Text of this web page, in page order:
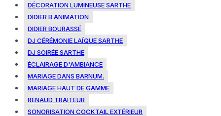
DÉCORATION LUMINEUSE SARTHE
DIDIER B ANIMATION
DIDIER BOURASSÉ
DJ CÉRÉMONIE LAÏQUE SARTHE
DJ SOIRÉE SARTHE
ÉCLAIRAGE D'AMBIANCE
MARIAGE DANS BARNUM.
MARIAGE HAUT DE GAMME
RENAUD TRAITEUR
SONORISATION COCKTAIL EXTÉRIEUR